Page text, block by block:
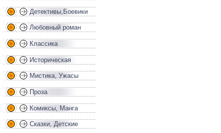
Детективы,Боевики
Любовный роман
Классика
Историческая
Мистика, Ужасы
Проза
Комиксы, Манга
Сказки, Детские